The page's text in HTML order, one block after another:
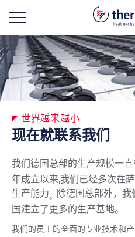
世界越来越小
现在就联系我们
我们德国总部的生产规模一
年成立以来,我们已经多次在
生产能力。
除德国总部外，
国建立了更多的生产基地。
我们的员工的全面的专业技术和